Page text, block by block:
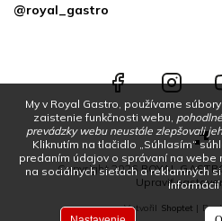
My v Royal Gastro, používame
zaistenie funkčnosti webu,
prevádzky webu neustále zlepšovali
Kliknutím na tlačidlo „Súhlasím“
predaním údajov o správaní na
na sociálnych sieťach a reklamných
informácií
@royal_gastro
Copyright 2026 ROYAL
Upraviť
Vytvořil Shoptet |
Facebook